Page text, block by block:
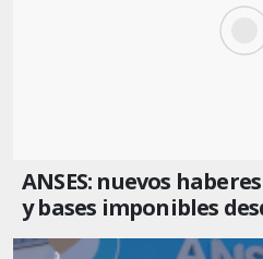
ANSES: nuevos
y bases imponibles